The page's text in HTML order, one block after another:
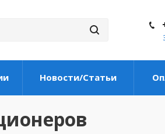
Новости/Статьи